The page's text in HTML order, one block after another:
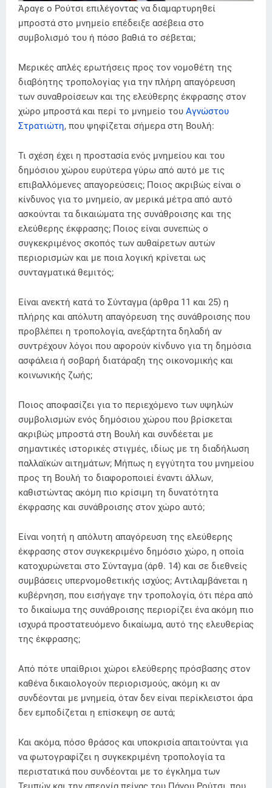
Άραγε ο Ρούτσι επιλέγοντας να διαμαρτυρηθεί
μπροστά στο μνημείο επέδειξε ασέβεια στο
συμβολισμό του ή πόσο βαθιά το σέβεται;
Μερικές απλές ερωτήσεις προς τον νομοθέτη της
διαβόητης τροπολογίας για την πλήρη απαγόρευση
των συναθροίσεων και της ελεύθερης έκφρασης στον
χώρο μπροστά και περί το μνημείο του Αγνώστου
Στρατιώτη, που ψηφίζεται σήμερα στη Βουλή:
Τι σχέση έχει η προστασία ενός μνημείου και του
δημόσιου χώρου ευρύτερα γύρω από αυτό με τις
επιβαλλόμενες απαγορεύσεις; Ποιος ακριβώς είναι ο
κίνδυνος για το μνημείο, αν μερικά μέτρα από αυτό
ασκούνται τα δικαιώματα της συνάθροισης και της
ελεύθερης έκφρασης; Ποιος είναι συνεπώς ο
συγκεκριμένος σκοπός των αυθαίρετων αυτών
περιορισμών και με ποια λογική κρίνεται ως
συνταγματικά θεμιτός;
Είναι ανεκτή κατά το Σύνταγμα (άρθρα 11 και 25) η
πλήρης και απόλυτη απαγόρευση της συνάθροισης που
προβλέπει η τροπολογία, ανεξάρτητα δηλαδή αν
συντρέχουν λόγοι που αφορούν κίνδυνο για τη δημόσια
ασφάλεια ή σοβαρή διατάραξη της οικονομικής και
κοινωνικής ζωής;
Ποιος αποφασίζει για το περιεχόμενο των υψηλών
συμβολισμών ενός δημόσιου χώρου που βρίσκεται
ακριβώς μπροστά στη Βουλή και συνδέεται με
σημαντικές ιστορικές στιγμές, ιδίως με τη διαδήλωση
παλλαϊκών αιτημάτων; Μήπως η εγγύτητα του μνημείου
προς τη Βουλή το διαφοροποιεί έναντι άλλων,
καθιστώντας ακόμη πιο κρίσιμη τη δυνατότητα
έκφρασης και συνάθροισης στον χώρο αυτό;
Είναι νοητή η απόλυτη απαγόρευση της ελεύθερης
έκφρασης στον συγκεκριμένο δημόσιο χώρο, η οποία
κατοχυρώνεται στο Σύνταγμα (άρθ. 14) και σε διεθνείς
συμβάσεις υπερνομοθετικής ισχύος; Αντιλαμβάνεται η
κυβέρνηση, που εισήγαγε την τροπολογία, ότι πέρα από
το δικαίωμα της συνάθροισης περιορίζει ένα ακόμη πιο
ισχυρά προστατευόμενο δικαίωμα, αυτό της ελευθερίας
της έκφρασης;
Από πότε υπαίθριοι χώροι ελεύθερης πρόσβασης στον
καθένα δικαιολογούν περιορισμούς, ακόμη κι αν
συνδέονται με μνημεία, όταν δεν είναι περίκλειστοι άρα
δεν εμποδίζεται η επίσκεψη σε αυτά;
Και ακόμα, πόσο θράσος και υποκρισία απαιτούνται για
να φωτογραφίζει η συγκεκριμένη τροπολογία τα
περιστατικά που συνδέονται με το έγκλημα των